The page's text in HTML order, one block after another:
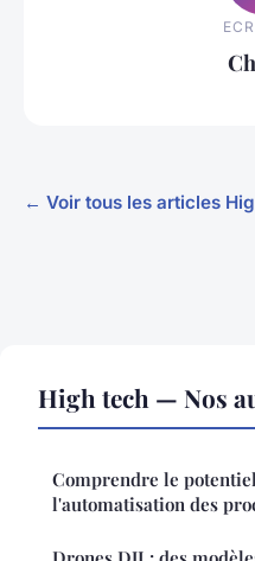
← Voir tous les articles
High tech — Nos
Comprendre le
l'automatisation des